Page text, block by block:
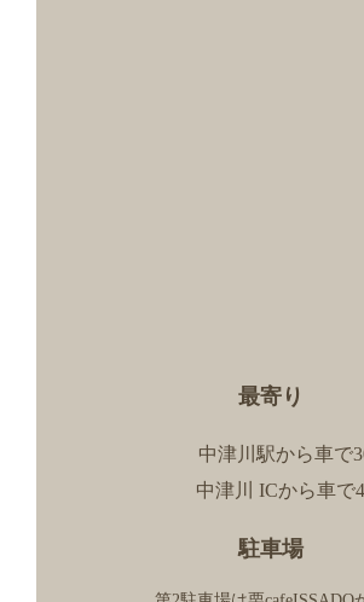
最寄り
中津川駅から車で
中津川 ICから車で
駐車場